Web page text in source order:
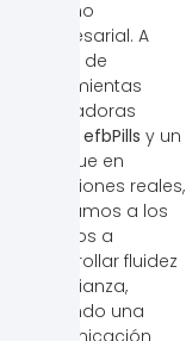
entorno
empresarial. A
través de
herramientas
innovadoras
comoefbPills y un
enfoque en
situaciones reales,
ayudamos a los
equipos a
desarrollar fluidez
y confianza,
logrando una